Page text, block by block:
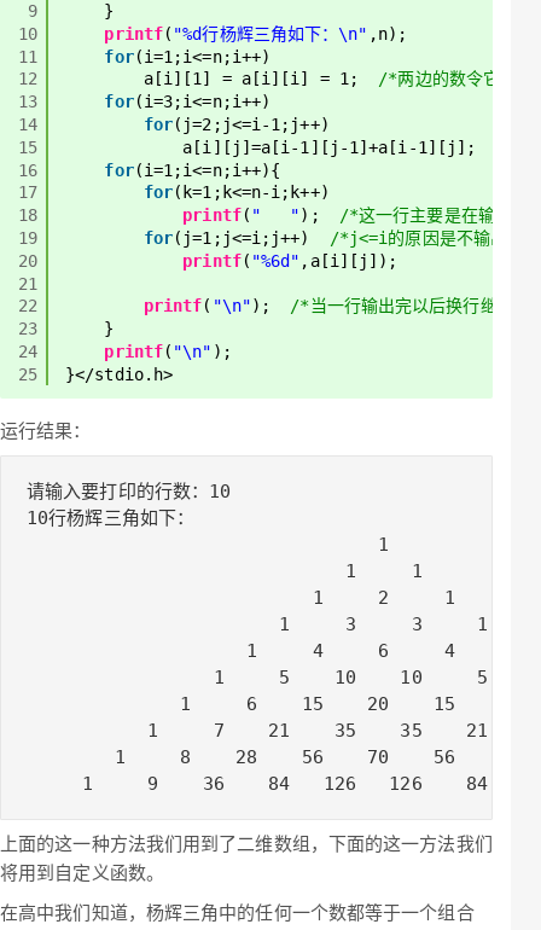
9
10
11
12
13
14
15
16
17
18
19
20
21
22
23
24
25
}
printf( "%d行杨辉三角如下：\n" ,n);
for(i=1;i<=n;i++)
a[i][1] = a[i][i] = 1; /*两边的数令它为1
for(i=3;i<=n;i++)
for(j=2;j<=i-1;j++)
a[i][j]=a[i-1][j-1]+a[i-1][j];
for(i=1;i<=n;i++){
for(k=1;k<=n-i;k++)
printf( "   ");
/*这一行主要是在输出数
for(j=1;j<=i;j++)
/*j<=i的原因是不输出其
printf( "%6d" ,a[i][j]);
printf( "\n"); /*当一行输出完以后换行继续下
}
printf( "\n" );
}</stdio.h>
运行结果：
请输入要打印的行数：10
10行杨辉三角如下：
                                1
                             1     1
                          1     2     1
                       1     3     3     1
                    1     4     6     4     1
1     5    10    10     5
1     6    15    20    15     6
1     7    21    35    35    21
1     8    28    56    70    56    28
1     9    36    84   126   126    84
上面的这一种方法我们用到了二维数组，下面的这一方法我们
将用到自定义函数。
在高中我们知道，杨辉三角中的任何一个数都等于一个组合